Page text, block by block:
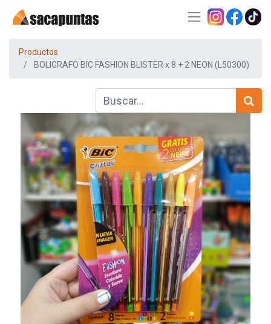
Productos
BOLIGRAFO BIC FASHION BLISTER x 8 + 2 NEON (L50300)